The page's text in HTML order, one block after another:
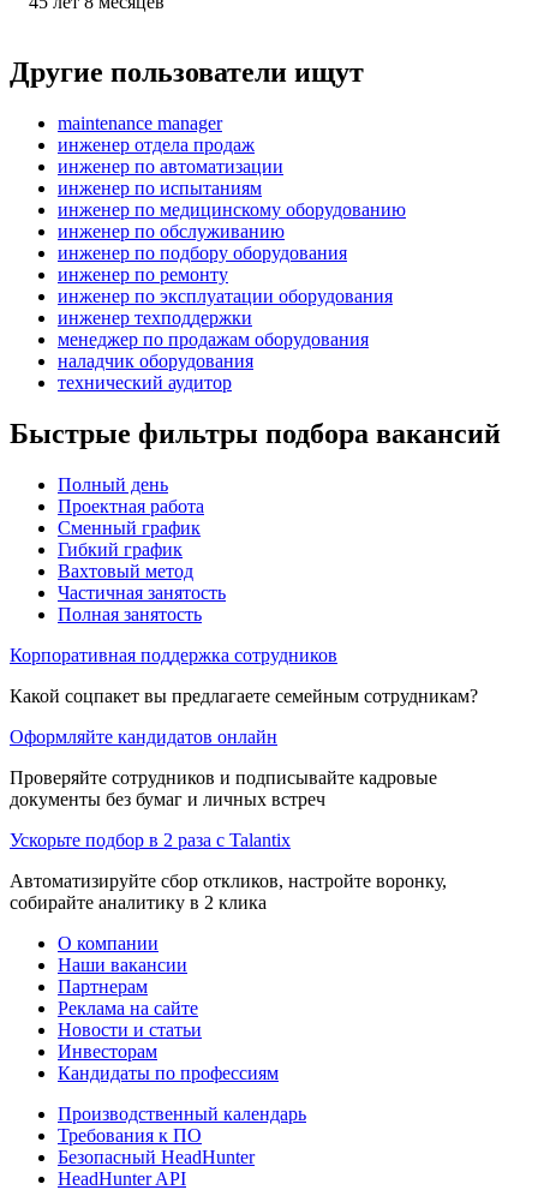
Другие пользователи ищут
maintenance manager
инженер отдела продаж
инженер по автоматизации
инженер по испытаниям
инженер по медицинскому оборудованию
инженер по обслуживанию
инженер по подбору оборудования
инженер по ремонту
инженер по эксплуатации оборудования
инженер техподдержки
менеджер по продажам оборудования
наладчик оборудования
технический аудитор
Быстрые фильтры подбора вакансий
Полный день
Проектная работа
Сменный график
Гибкий график
Вахтовый метод
Частичная занятость
Полная занятость
Корпоративная поддержка сотрудников
Какой соцпакет вы предлагаете семейным сотрудникам?
Оформляйте кандидатов онлайн
Проверяйте сотрудников и подписывайте кадровые
документы без бумаг и личных встреч
Ускорьте подбор в 2 раза с Talantix
Автоматизируйте сбор откликов, настройте воронку,
собирайте аналитику в 2 клика
О компании
Наши вакансии
Партнерам
Реклама на сайте
Новости и статьи
Инвесторам
Кандидаты по профессиям
Производственный календарь
Требования к ПО
Безопасный HeadHunter
HeadHunter API